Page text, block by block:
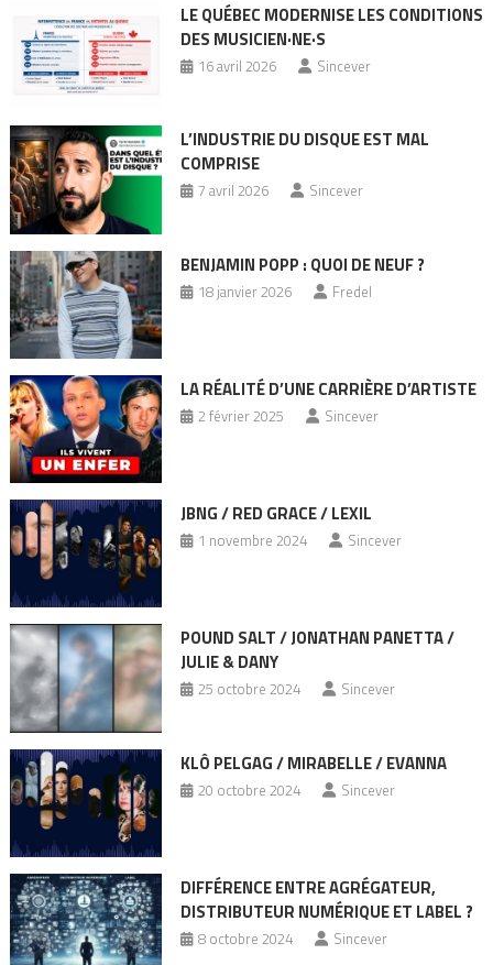
LE QUÉBEC MODERNISE LES CONDITIONS
DES MUSICIEN·NE·S
16 avril 2026 Sincever
L’INDUSTRIE DU DISQUE EST MAL
COMPRISE
7 avril 2026 Sincever
BENJAMIN POPP : QUOI DE NEUF ?
18 janvier 2026 Fredel
LA RÉALITÉ D’UNE CARRIÈRE D’ARTISTE
2 février 2025 Sincever
JBNG / RED GRACE / LEXIL
1 novembre 2024 Sincever
POUND SALT / JONATHAN PANETTA /
JULIE & DANY
25 octobre 2024 Sincever
KLÔ PELGAG / MIRABELLE / EVANNA
20 octobre 2024 Sincever
DIFFÉRENCE ENTRE AGRÉGATEUR,
DISTRIBUTEUR NUMÉRIQUE ET LABEL ?
8 octobre 2024 Sincever